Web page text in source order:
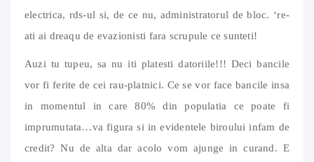
electrica, rds-ul si, de ce nu, administratorul de bloc. ‘re-
ati ai dreaqu de evazionisti fara scrupule ce sunteti!
Auzi tu tupeu, sa nu iti platesti datoriile!!! Deci bancile
vor fi ferite de cei rau-platnici. Ce se vor face bancile insa
in momentul in care 80% din populatia ce poate fi
imprumutata…va figura si in evidentele biroului infam de
credit? Nu de alta dar acolo vom ajunge in curand. E